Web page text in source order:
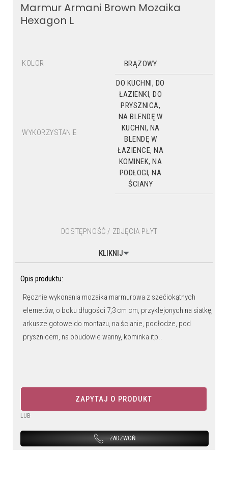
Marmur Armani Brown Mozaika
Hexagon L
KOLOR BRĄZOWY
WYKORZYSTANIE
DO KUCHNI, DO
ŁAZIENKI, DO
PRYSZNICA,
NA BLENDĘ W
KUCHNI, NA
BLENDĘ W
ŁAZIENCE, NA
KOMINEK, NA
PODŁOGI, NA
ŚCIANY
DOSTĘPNOŚĆ / ZDJĘCIA PŁYT
KLIKNIJ
Opis produktu:
Ręcznie wykonania mozaika marmurowa z szećiokątnych
elemetów, o boku długości 7,3 cm cm, przyklejonych na siatkę,
arkusze gotowe do montażu, na ścianie, podłodze, pod
prysznicem, na obudowie wanny, kominka itp..
ZAPYTAJ O PRODUKT
LUB
ZADZWOŃ